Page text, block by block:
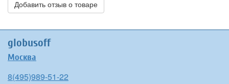
Добавить отзыв о товаре
globusoff
Москва
8(495)989-51-22